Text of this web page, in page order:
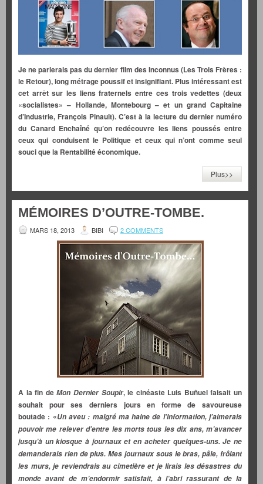
Je ne parlerais pas du dernier film des Inconnus (Les Trois Frères :
le Retour), long métrage poussif et insignifiant. Plus intéressant est
cet arrêt sur les liens fraternels entre ces trois vedettes (deux
«socialistes» – Hollande, Montebourg – et un grand Capitaine
d’Industrie, François Pinault). C’est à la lecture du dernier numéro
du Canard Enchaîné qu’on redécouvre les liens poussés entre
ceux qui conduisent le Politique et ceux qui n’ont comme seul
souci que la Rentabilité économique.
Plus>>
MÉMOIRES D’OUTRE-TOMBE.
MARS 18, 2013 BIBI 2 COMMENTS
A la fin deMon Dernier Soupir, le cinéaste Luis Buñuel faisait un
souhait pour ses derniers jours en forme de savoureuse
boutade : «Un aveu : malgré ma haine de l’information, j’aimerais
pouvoir me relever d’entre les morts tous les dix ans, m’avancer
jusqu’à un kiosque à journaux et en acheter quelques-uns. Je ne
demanderais rien de plus. Mes journaux sous le bras, pâle, frôlant
les murs, je reviendrais au cimetière et je lirais les désastres du
monde avant de m’endormir satisfait, à l’abri rassurant de la